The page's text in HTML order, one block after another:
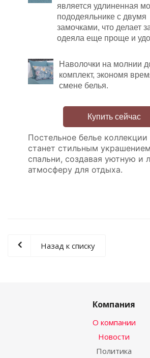
является удлиненная
пододеяльнике с двумя
замочками, что делает
одеяла еще проще и
Наволочки на молнии
комплект, экономя
смене белья.
Купить сейчас
Постельное белье
станет стильным
спальни, создавая уютную и
атмосферу для отдыха.
Назад к списку
Компания
О компании
Новости
Политика